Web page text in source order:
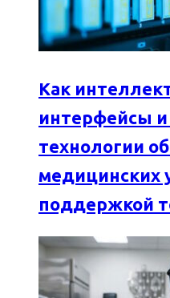
Как
интерфейсы
технологии
медицинских
поддержкой